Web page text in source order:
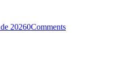
20260Comments